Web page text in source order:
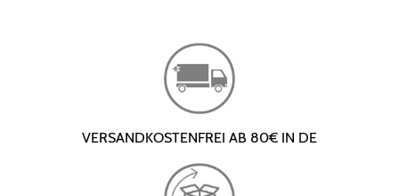
VERSANDKOSTENFREI AB 80€ IN DE